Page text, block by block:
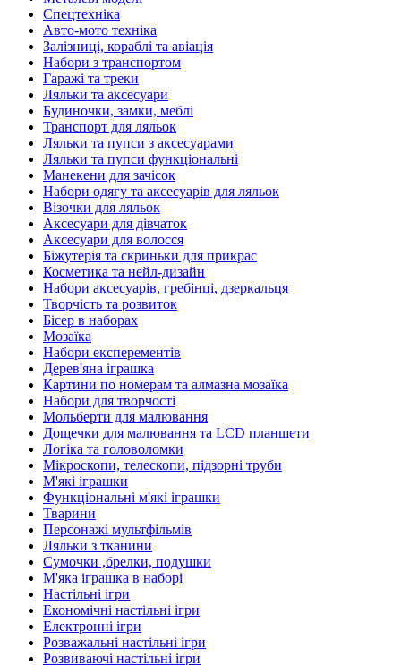
Спецтехніка
Авто-мото техніка
Залізниці, кораблі та авіація
Набори з транспортом
Гаражі та треки
Ляльки та аксесуари
Будиночки, замки, меблі
Транспорт для ляльок
Ляльки та пупси з аксесуарами
Ляльки та пупси функціональні
Манекени для зачісок
Набори одягу та аксесуарів для ляльок
Візочки для ляльок
Аксесуари для дівчаток
Аксесуари для волосся
Біжутерія та скриньки для прикрас
Косметика та нейл-дизайн
Набори аксесуарів, гребінці, дзеркальця
Творчість та розвиток
Бісер в наборах
Мозаїка
Набори експерементів
Дерев'яна іграшка
Картини по номерам та алмазна мозаїка
Набори для творчості
Мольберти для малювання
Дощечки для малювання та LCD планшети
Логіка та головоломки
Мікроскопи, телескопи, підзорні труби
М'які іграшки
Функціональні м'які іграшки
Тварини
Персонажі мультфільмів
Ляльки з тканини
Сумочки ,брелки, подушки
М'яка іграшка в наборі
Настільні ігри
Економічні настільні ігри
Електронні ігри
Розважальні настільні ігри
Розвиваючі настільні ігри